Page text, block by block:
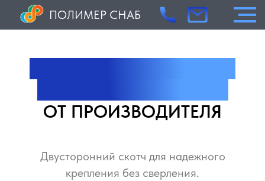
ПОЛИМЕР СНАБ
ОТ ПРОИЗВОДИТЕЛЯ
Двусторонний скотч для надежного
крепления без сверления.